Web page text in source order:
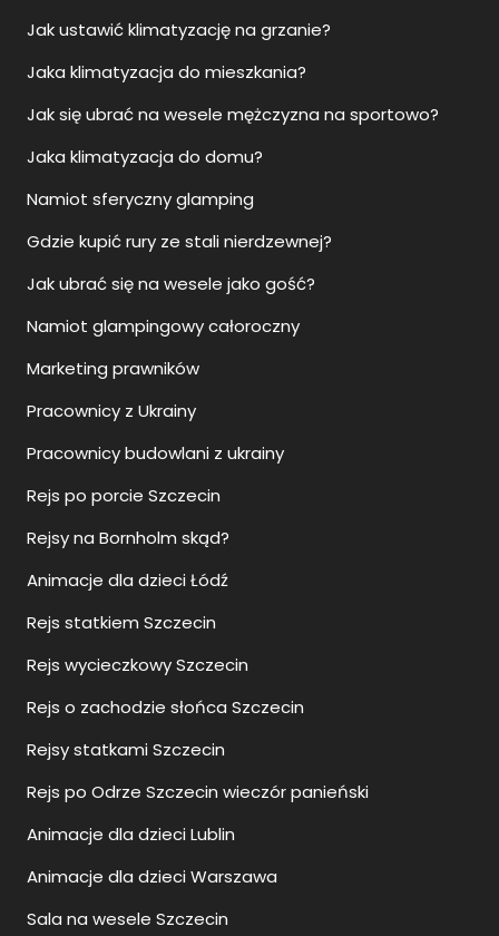
Jak ustawić klimatyzację na grzanie?
Jaka klimatyzacja do mieszkania?
Jak się ubrać na wesele mężczyzna na sportowo?
Jaka klimatyzacja do domu?
Namiot sferyczny glamping
Gdzie kupić rury ze stali nierdzewnej?
Jak ubrać się na wesele jako gość?
Namiot glampingowy całoroczny
Marketing prawników
Pracownicy z Ukrainy
Pracownicy budowlani z ukrainy
Rejs po porcie Szczecin
Rejsy na Bornholm skąd?
Animacje dla dzieci Łódź
Rejs statkiem Szczecin
Rejs wycieczkowy Szczecin
Rejs o zachodzie słońca Szczecin
Rejsy statkami Szczecin
Rejs po Odrze Szczecin wieczór panieński
Animacje dla dzieci Lublin
Animacje dla dzieci Warszawa
Sala na wesele Szczecin